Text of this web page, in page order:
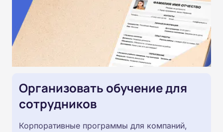
Организовать обучение для
сотрудников
Корпоративные программы для компаний,